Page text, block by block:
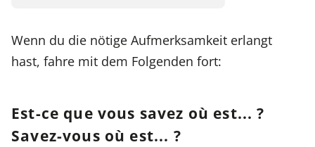
Wenn du die nötige Aufmerksamkeit erlangt
hast, fahre mit dem Folgenden fort:
Est-ce que vous savez où est... ?
Savez-vous où est... ?